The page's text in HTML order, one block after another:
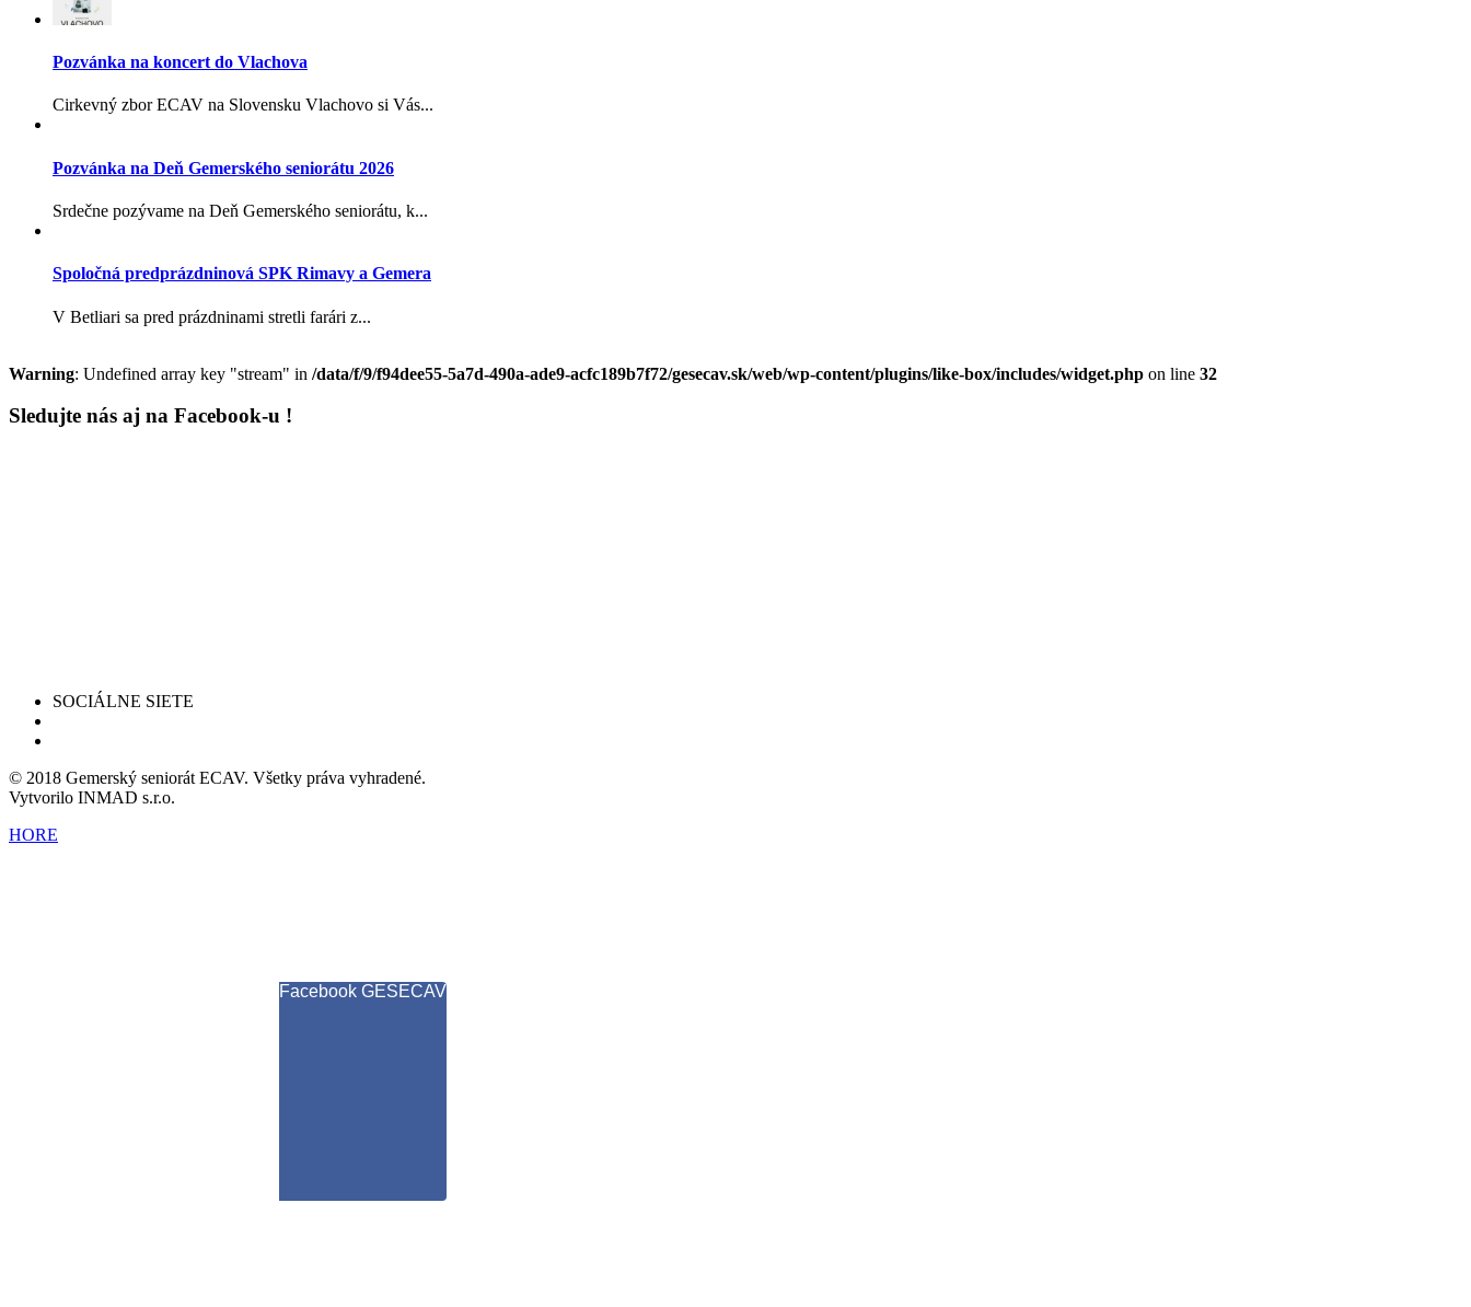
Pozvánka na koncert do Vlachova
Cirkevný zbor ECAV na Slovensku Vlachovo si Vás...
Pozvánka na Deň Gemerského seniorátu 2026
Srdečne pozývame na Deň Gemerského seniorátu, k...
Spoločná predprázdninová SPK Rimavy a Gemera
V Betliari sa pred prázdninami stretli farári z...
Warning: Undefined array key "stream" in /data/f/9/f94dee55-5a7d-490a-ade9-acfc189b7f72/gesecav.sk/web/wp-content/plugins/like-box/includes/widget.php on line 32
Sledujte nás aj na Facebook-u !
SOCIÁLNE SIETE
© 2018 Gemerský seniorát ECAV. Všetky práva vyhradené.
Vytvorilo INMAD s.r.o.
HORE
Facebook GESECAV